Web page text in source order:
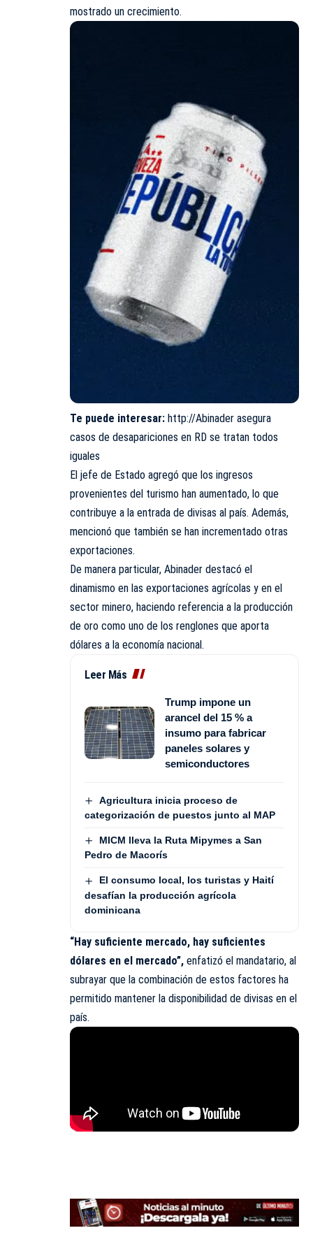
mostrado un crecimiento.
Te puede interesar: http://Abinader asegura
casos de desapariciones en RD se tratan todos
iguales
El jefe de Estado agregó que los ingresos
provenientes del turismo han aumentado, lo que
contribuye a la entrada de divisas al país. Además,
mencionó que también se han incrementado otras
exportaciones.
De manera particular, Abinader destacó el
dinamismo en las exportaciones agrícolas y en el
sector minero, haciendo referencia a la producción
de oro como uno de los renglones que aporta
dólares a la economía nacional.
Leer Más
Trump impone un
arancel del 15 % a
insumo para fabricar
paneles solares y
semiconductores
Agricultura inicia proceso de
categorización de puestos junto al MAP
MICM lleva la Ruta Mipymes a San
Pedro de Macorís
El consumo local, los turistas y Haití
desafían la producción agrícola
dominicana
“Hay suficiente mercado, hay suficientes
dólares en el mercado”, enfatizó el mandatario, al
subrayar que la combinación de estos factores ha
permitido mantener la disponibilidad de divisas en el
país.